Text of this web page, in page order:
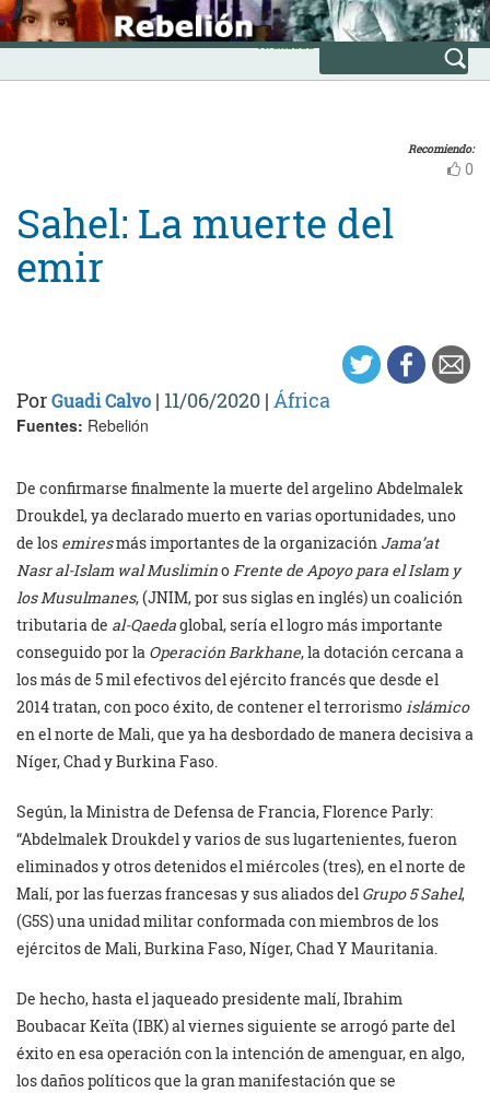
Skip
to
content
INICIO
Avanzada
Recomiendo:
0
Sahel: La muerte del
emir
PorGuadi Calvo | 11/06/2020 | África
Fuentes: Rebelión
De confirmarse finalmente la muerte del argelino Abdelmalek
Droukdel, ya declarado muerto en varias oportunidades, uno
de los emiresmás importantes de la organización Jama’at
Nasr al-Islam wal MusliminoFrente de Apoyo para el Islam y
los Musulmanes, (JNIM, por sus siglas en inglés) un coalición
tributaria de al-Qaedaglobal, sería el logro más importante
conseguido por la Operación Barkhane, la dotación cercana a
los más de 5 mil efectivos del ejército francés que desde el
2014 tratan, con poco éxito, de contener el terrorismoislámico
en el norte de Mali, que ya ha desbordado de manera decisiva a
Níger, Chad y Burkina Faso.
Según, la Ministra de Defensa de Francia, Florence Parly:
“Abdelmalek Droukdel y varios de sus lugartenientes, fueron
eliminados y otros detenidos el miércoles (tres), en el norte de
Malí, por las fuerzas francesas y sus aliados del Grupo 5 Sahel,
(G5S) una unidad militar conformada con miembros de los
ejércitos de Mali, Burkina Faso, Níger, Chad Y Mauritania.
De hecho, hasta el jaqueado presidente malí, Ibrahim
Boubacar Keïta (IBK) al viernes siguiente se arrogó parte del
éxito en esa operación con la intención de amenguar, en algo,
los daños políticos que la gran manifestación que se